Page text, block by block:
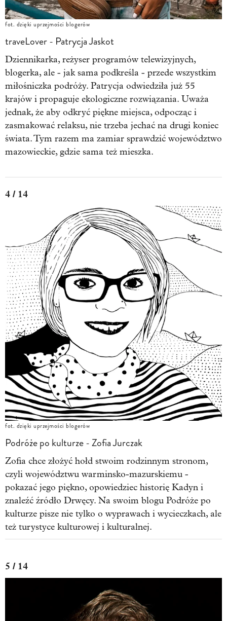
fot. dzięki uprzejmości blogerów
traveLover - Patrycja Jaskot
Dziennikarka, reżyser programów telewizyjnych,
blogerka, ale - jak sama podkreśla - przede wszystkim
miłośniczka podróży. Patrycja odwiedziła już 55
krajów i propaguje ekologiczne rozwiązania. Uważa
jednak, że aby odkryć piękne miejsca, odpocząc i
zasmakować relaksu, nie trzeba jechać na drugi koniec
świata. Tym razem ma zamiar sprawdzić województwo
mazowieckie, gdzie sama też mieszka.
4 / 14
fot. dzięki uprzejmości blogerów
Podróże po kulturze - Zofia Jurczak
Zofia chce złożyć hołd stwoim rodzinnym stronom,
czyli województwu warminsko-mazurskiemu -
pokazać jego piękno, opowiedziec historię Kadyn i
znaleźć źródło Drwęcy. Na swoim blogu Podróże po
kulturze pisze nie tylko o wyprawach i wycieczkach, ale
też turystyce kulturowej i kulturalnej.
5 / 14